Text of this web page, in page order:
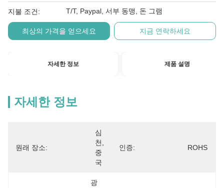
지불 조건: T/T, Paypal, 서부 동맹, 돈 그램
최상의 가격을 얻으세요 지금 연락하세요
자세한 정보 제품 설명
자세한 정보
원래 장소:
심
천,
중
국
인증: ROHS
광